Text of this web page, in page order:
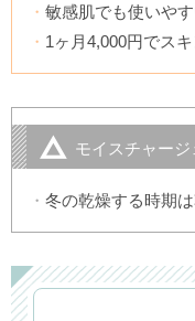
敏感肌でも使いや
1ヶ月4,000円でス
モイスチャージ
冬の乾燥する時期